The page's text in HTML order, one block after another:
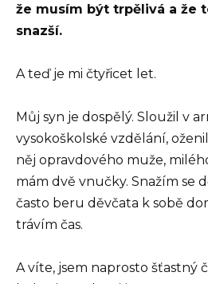
že musím být trpělivá a že
snazší.
A teď je mi čtyřicet let.
Můj syn je dospělý. Sloužil v
vysokoškolské vzdělání,
něj opravdového muže,
mám dvě vnučky. Snažím se
často beru děvčata k sobě
trávím čas.
A víte, jsem naprosto šťastný